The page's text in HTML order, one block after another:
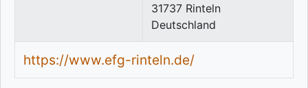
31737 Rinteln
Deutschland
https://www.efg-rinteln.de/